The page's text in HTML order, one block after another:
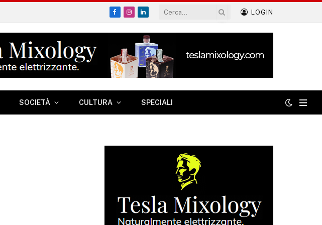
Facebook
Instagram
LinkedIn
LOGIN
SOCIETÀ CULTURA SPECIALI